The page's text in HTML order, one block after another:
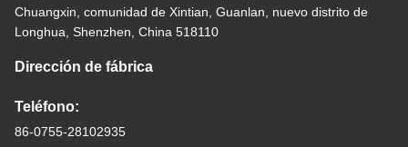
Chuangxin, comunidad de Xintian, Guanlan, nuevo distrito de
Longhua, Shenzhen, China 518110
Dirección de fábrica
Teléfono:
86-0755-28102935